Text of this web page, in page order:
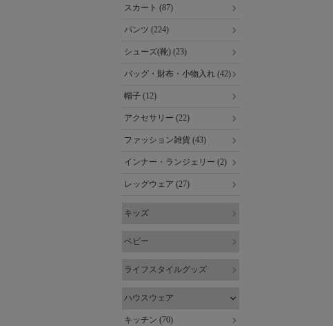
スカート (87)
パンツ (224)
シューズ(靴) (23)
バッグ・財布・小物入れ (42)
帽子 (12)
アクセサリー (22)
ファッション雑貨 (43)
インナー・ランジェリー (2)
レッグウェア (27)
キッズ
ベビー
ライフスタイルグッズ
ハウスウェア
キッチン (70)